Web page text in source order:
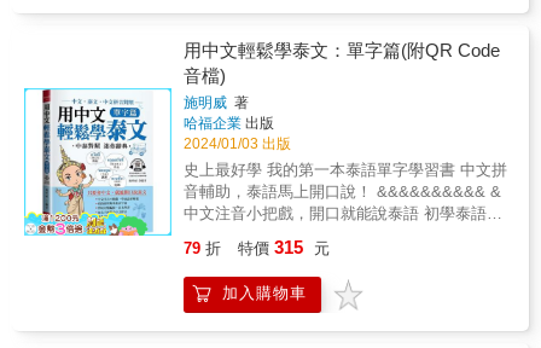
統一整理，聯合編輯而成。 泰語．華語對照錄
音 由劉康定及藍星兩位專業泰籍教師錄音和一
位華語教師錄音，泰語發音為純正泰國曼谷
腔。錄音時間長達四小時。 雙色印刷，清楚易
學 泰文字以藍色印刷、中文以黑色印刷，會話
重要泰文單字以黑色底線清楚標示，學習效果
事半功倍。 打下扎實泰文基礎 從認識泰語生詞
&rarr;熟悉泰語會話&rarr;強化泰文造句能力
&rarr;補充必備泰語常用句子&rarr;反覆聽朗讀
音檔，藉由這五大學習步驟，記憶力及溝通能
信心。 應酬．匯款．投資等，二十大類別商業
會話 將商業會話息息相關的場景分門別類，由
自我介紹開始一步一步輕鬆完成二十大類別商
用中文輕鬆學泰文：單字篇(附QR Code
音檔)
施明威 著
哈福企業 出版
2024/01/03 出版
史上最好學 我的第一本泰語單字學習書 中文拼
音輔助，泰語馬上開口說！ &&&&&&&&&& &
中文注音小把戲，開口就能說泰語 初學泰語最
就可以說泰語。 ◆中泰對照，迷你辭典 ◆泰文
自學速成單字書 ◆中文注音小把戲，讓學泰語
好輕鬆 ◆收錄使用頻率最高字彙 ◆情境分類編
79 折 特價 315 元
加入購物車